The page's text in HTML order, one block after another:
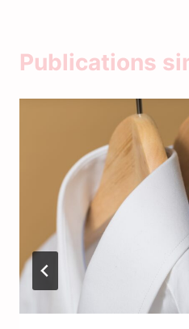
Publications